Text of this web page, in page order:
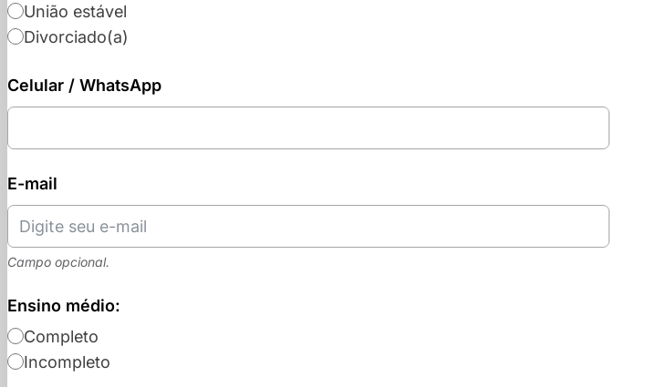
União estável
Divorciado(a)
Celular / WhatsApp
E-mail
Campo opcional.
Ensino médio:
Completo
Incompleto